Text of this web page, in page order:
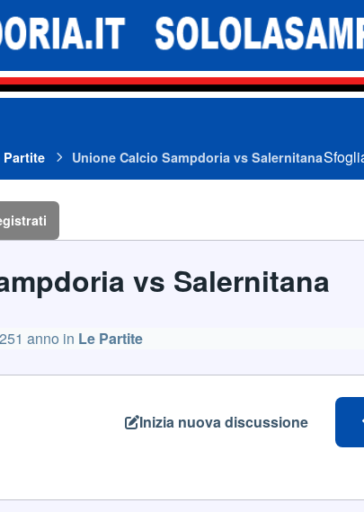
Partite Unione Calcio Sampdoria vs Salernitana
vs Salernitana
1 anno in Le Partite
Inizia nuova discussione